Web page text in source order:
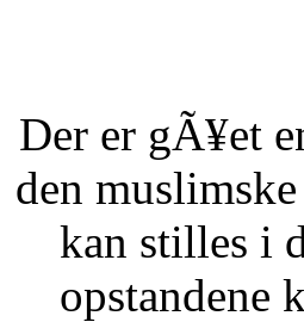
Der er gÃ¥et
den
kan stilles i
opstandene